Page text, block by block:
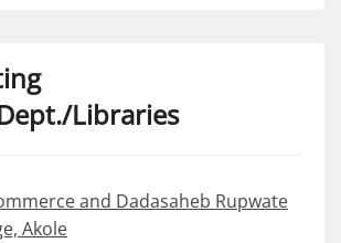
Libraries
and Dadasaheb Rupwate
Akole